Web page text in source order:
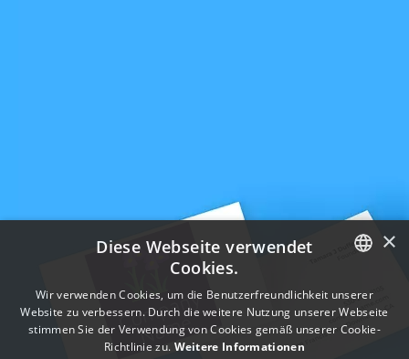
ENGLISH
FRENCH
×
Diese Webseite verwendet
Cookies.
Wir verwenden Cookies, um die Benutzerfreundlichkeit unserer
Website zu verbessern. Durch die weitere Nutzung unserer Webseite
stimmen Sie der Verwendung von Cookies gemäß unserer Cookie-
Richtlinie zu. Weitere Informationen